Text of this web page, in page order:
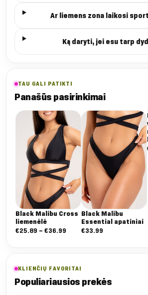
Ar liemens zona laikosi
Ką daryti, jei esu tarp
TAU GALI PATIKTI
Panašūs pasirinkimai
Black Malibu Cross
liemenėlė
€25.89 – €36.99
Black Malibu
Essential apatiniai
€33.99
KLIENČIŲ FAVORITAI
Populiariausios prekės